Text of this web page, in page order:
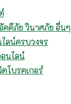
คคีภัย วินาศภัย อื่นๆ
ลน์ครบวงจร
นไลน์
โบรคเกอร์